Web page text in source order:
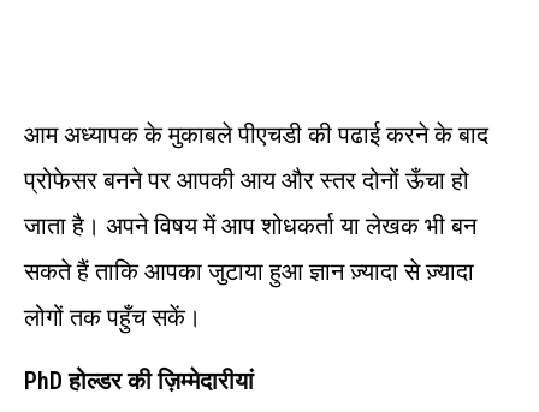
आम अध्यापक के मुकाबले पीएचडी की पढाई करने के बाद
प्रोफेसर बनने पर आपकी आय और स्तर दोनों ऊँचा हो
जाता है। अपने विषय में आप शोधकर्ता या लेखक भी बन
सकते हैं ताकि आपका जुटाया हुआ ज्ञान ज़्यादा से ज़्यादा
लोगों तक पहुँच सकें।
PhD होल्डर की ज़िम्मेदारीयां